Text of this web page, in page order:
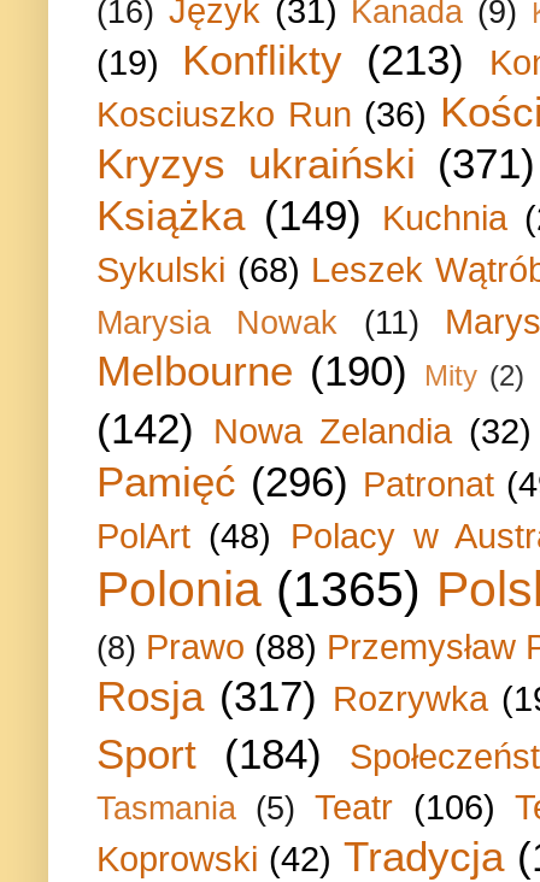
(16) Język (31) Kanada (9)
(19) Konflikty (213)
Kosciuszko Run (36)
Kryzys ukraiński (371)
Książka (149) Kuchnia
Sykulski (68) Leszek
Marysia Nowak (11)
Melbourne (190) Mity (2)
(142) Nowa Zelandia (32)
Pamięć (296) Patronat
PolArt (48) Polacy w
Polonia (1365)
(8) Prawo (88) Przemysław
Rosja (317) Rozrywka
Sport (184)
Tasmania (5) Teatr (106)
Koprowski (42) Tradycja